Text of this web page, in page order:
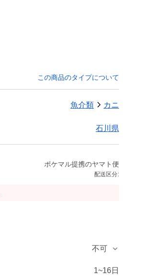
この商品のタイプについて
魚介類 カニ
石川県
ポケマル提携のヤマト便
配送区分:
不可
1~16日